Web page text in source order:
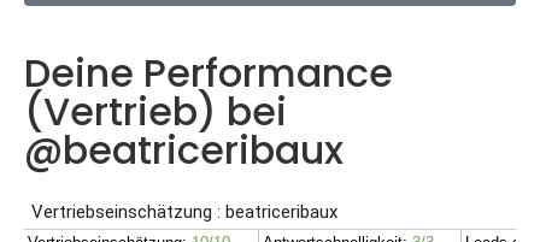
Deine Performance
(Vertrieb) bei
@beatriceribaux